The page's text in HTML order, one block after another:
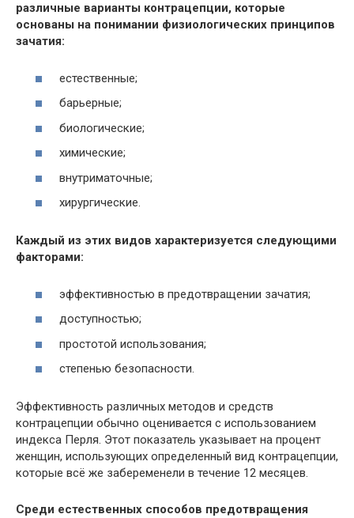
различные варианты контрацепции, которые
основаны на понимании физиологических принципов
зачатия:
естественные;
барьерные;
биологические;
химические;
внутриматочные;
хирургические.
Каждый из этих видов характеризуется следующими
факторами:
эффективностью в предотвращении зачатия;
доступностью;
простотой использования;
степенью безопасности.
Эффективность различных методов и средств
контрацепции обычно оценивается с использованием
индекса Перля. Этот показатель указывает на процент
женщин, использующих определенный вид контрацепции,
которые всё же забеременели в течение 12 месяцев.
Среди естественных способов предотвращения